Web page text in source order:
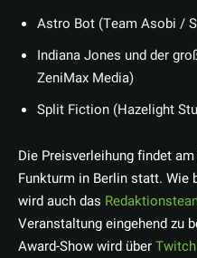
Astro Bot (Team Asobi /
Indiana Jones und der
ZeniMax Media)
Split Fiction (Hazelight
Die Preisverleihung findet
Funkturm in Berlin statt. Wie
wird auch das
Veranstaltung eingehend zu
Award-Show wird über